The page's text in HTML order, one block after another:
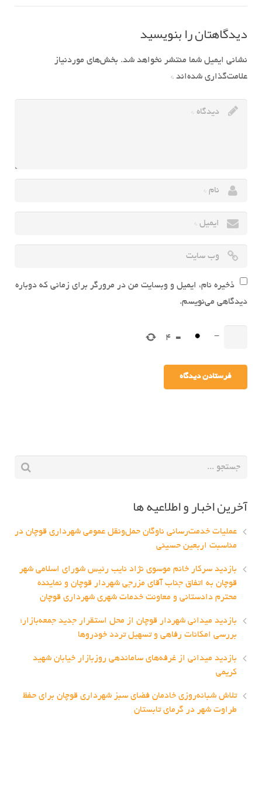
دیدگاهتان را بنویسید
نشانی ایمیل شما منتشر نخواهد شد. بخش‌های موردنیاز
علامت‌گذاری شده‌اند *
ذخیره نام، ایمیل و وبسایت من در مرورگر برای زمانی که دوباره
دیدگاهی می‌نویسم.
−
=
4
آخرین اخبار و اطلاعیه ها
عملیات خدمت‌رسانی ناوگان حمل‌ونقل عمومی شهرداری قوچان در
مناسبت اربعین حسینی
بازدید سرکار خانم موسوی نژاد نایب رئیس شورای اسلامی شهر
قوچان به اتفاق جناب آقای مزرجی شهردار قوچان و نماینده
محترم دادستانی و معاونت خدمات شهری شهرداری قوچان
بازدید میدانی شهردار قوچان از محل استقرار جدید جمعه‌بازار؛
بررسی امکانات رفاهی و تسهیل تردد خودروها
بازدید میدانی از غرفه‌های ساماندهی روزبازار خیابان شهید
کریمی
تلاش شبانه‌روزی خادمان فضای سبز شهرداری قوچان برای حفظ
طراوت شهر در گرمای تابستان